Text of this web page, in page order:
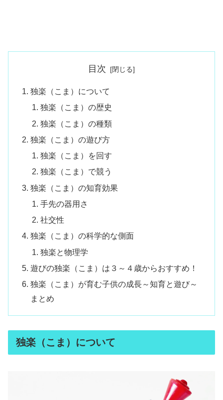
目次
独楽（こま）について
独楽（こま）の歴史
独楽（こま）の種類
独楽（こま）の遊び方
独楽（こま）を回す
独楽（こま）で競う
独楽（こま）の知育効果
手先の器用さ
社交性
独楽（こま）の科学的な側面
独楽と物理学
遊びの独楽（こま）は３～４歳からおすすめ！
独楽（こま）が育む子供の成長～知育と遊び～
まとめ
独楽（こま）について